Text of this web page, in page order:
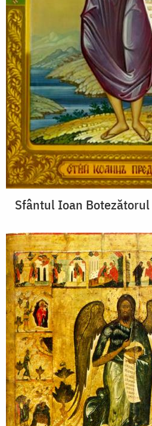
Sfântul Ioan Botezătorul